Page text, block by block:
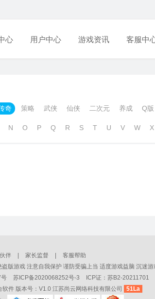
心 用户中心 游戏资讯 客服中
奇 策略 武侠 仙侠 二次元 养成 Q版
N O P Q R S T U V W X
伴 家长监督
客服帮助
版游戏 注意自我保护 谨防受骗上当 适度游戏益脑 沉迷
苏ICP备2020068252号-3
ICP证：苏B2-20211701
件 版本号：V1.0 江苏尚云网络科技有限公司
51La